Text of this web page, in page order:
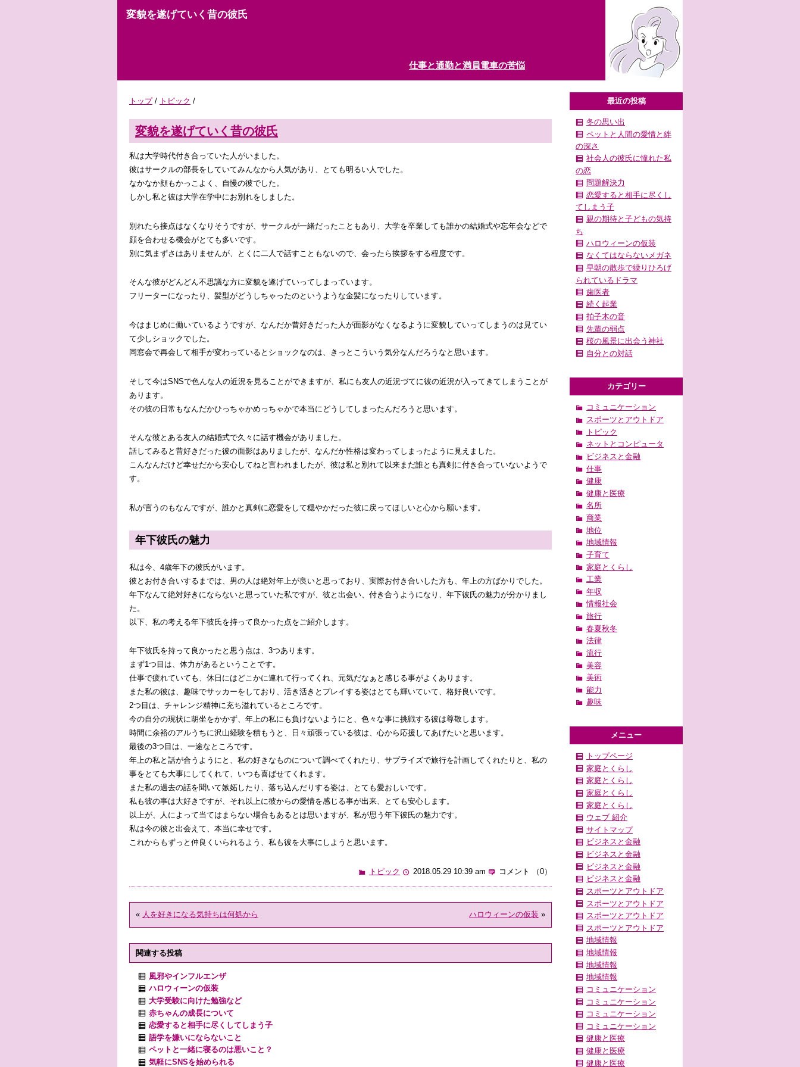
変貌を遂げていく昔の彼氏
仕事と通勤と満員電車の苦悩
トップ/ トピック /
変貌を遂げていく昔の彼氏
私は大学時代付き合っていた人がいました。
彼はサークルの部長をしていてみんなから人気があり、とても明るい人でした。
なかなか顔もかっこよく、自慢の彼でした。
しかし私と彼は大学在学中にお別れをしました。
別れたら接点はなくなりそうですが、サークルが一緒だったこともあり、大学を卒業しても誰かの結婚式や忘年会などで
顔を合わせる機会がとても多いです。
別に気まずさはありませんが、とくに二人で話すこともないので、会ったら挨拶をする程度です。
そんな彼がどんどん不思議な方に変貌を遂げていってしまっています。
フリーターになったり、髪型がどうしちゃったのというような金髪になったりしています。
今はまじめに働いているようですが、なんだか昔好きだった人が面影がなくなるように変貌していってしまうのは見てい
て少しショックでした。
同窓会で再会して相手が変わっているとショックなのは、きっとこういう気分なんだろうなと思います。
そして今はSNSで色んな人の近況を見ることができますが、私にも友人の近況づてに彼の近況が入ってきてしまうことが
あります。
その彼の日常もなんだかひっちゃかめっちゃかで本当にどうしてしまったんだろうと思います。
そんな彼とある友人の結婚式で久々に話す機会がありました。
話してみると昔好きだった彼の面影はありましたが、なんだか性格は変わってしまったように見えました。
こんなんだけど幸せだから安心してねと言われましたが、彼は私と別れて以来まだ誰とも真剣に付き合っていないようで
す。
私が言うのもなんですが、誰かと真剣に恋愛をして穏やかだった彼に戻ってほしいと心から願います。
年下彼氏の魅力
私は今、4歳年下の彼氏がいます。
彼とお付き合いするまでは、男の人は絶対年上が良いと思っており、実際お付き合いした方も、年上の方ばかりでした。
年下なんて絶対好きにならないと思っていた私ですが、彼と出会い、付き合うようになり、年下彼氏の魅力が分かりまし
た。
以下、私の考える年下彼氏を持って良かった点をご紹介します。
年下彼氏を持って良かったと思う点は、3つあります。
まず1つ目は、体力があるということです。
仕事で疲れていても、休日にはどこかに連れて行ってくれ、元気だなぁと感じる事がよくあります。
また私の彼は、趣味でサッカーをしており、活き活きとプレイする姿はとても輝いていて、格好良いです。
2つ目は、チャレンジ精神に充ち溢れているところです。
今の自分の現状に胡坐をかかず、年上の私にも負けないようにと、色々な事に挑戦する彼は尊敬します。
時間に余裕のアルうちに沢山経験を積もうと、日々頑張っている彼は、心から応援してあげたいと思います。
最後の3つ目は、一途なところです。
年上の私と話が合うようにと、私の好きなものについて調べてくれたり、サプライズで旅行を計画してくれたりと、私の
事をとても大事にしてくれて、いつも喜ばせてくれます。
また私の過去の話を聞いて嫉妬したり、落ち込んだりする姿は、とても愛おしいです。
私も彼の事は大好きですが、それ以上に彼からの愛情を感じる事が出来、とても安心します。
以上が、人によって当てはまらない場合もあるとは思いますが、私が思う年下彼氏の魅力です。
私は今の彼と出会えて、本当に幸せです。
これからもずっと仲良くいられるよう、私も彼を大事にしようと思います。
トピック 2018.05.29 10:39 am コメント （0）
« 人を好きになる気持ちは何処から ハロウィーンの仮装 »
関連する投稿
風邪やインフルエンザ
ハロウィーンの仮装
大学受験に向けた勉強など
赤ちゃんの成長について
恋愛すると相手に尽くしてしまう子
語学を嫌いにならないこと
ペットと一緒に寝るのは悪いこと？
気軽にSNSを始められる
最近の投稿
冬の思い出
ペットと人間の愛情と絆
の深さ
社会人の彼氏に憧れた私
の恋
問題解決力
恋愛すると相手に尽くし
てしまう子
親の期待と子どもの気持
ち
ハロウィーンの仮装
なくてはならないメガネ
早朝の散歩で繰りひろげ
られているドラマ
歯医者
続く起業
拍子木の音
先輩の弱点
桜の風景に出会う神社
自分との対話
カテゴリー
コミュニケーション
スポーツとアウトドア
トピック
ネットとコンピュータ
ビジネスと金融
仕事
健康
健康と医療
名所
商業
地位
地域情報
子育て
家庭とくらし
工業
年収
情報社会
旅行
春夏秋冬
法律
流行
美容
美術
能力
趣味
メニュー
トップページ
家庭とくらし
家庭とくらし
家庭とくらし
家庭とくらし
ウェブ 紹介
サイトマップ
ビジネスと金融
ビジネスと金融
ビジネスと金融
ビジネスと金融
スポーツとアウトドア
スポーツとアウトドア
スポーツとアウトドア
スポーツとアウトドア
地域情報
地域情報
地域情報
地域情報
コミュニケーション
コミュニケーション
コミュニケーション
コミュニケーション
健康と医療
健康と医療
健康と医療